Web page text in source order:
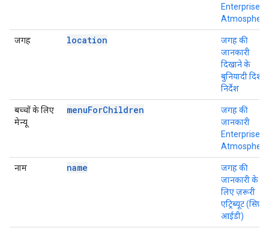
Enterprise +
Atmosphere
जगह location
जगह की
जानकारी
दिखाने के
बुनियादी दिशा-
निर्देश
बच्चों के लिए
मेन्यू
menuForChildren
जगह की
जानकारी
Enterprise +
Atmosphere
नाम name
जगह की
जानकारी के
लिए ज़रूरी
एट्रिब्यूट (सिर्फ़
आईडी)